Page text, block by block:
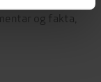
og fakta